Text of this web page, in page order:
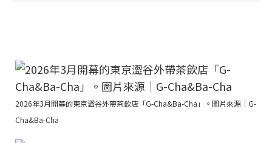
2026年3月開幕的東京澀谷外帶茶飲店「G-Cha&Ba-Cha」。圖片來源｜G-
Cha&Ba-Cha